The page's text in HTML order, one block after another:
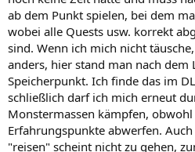
ab dem Punkt spielen, bei dem
wobei alle Quests usw. korrekt
sind. Wenn ich mich nicht
anders, hier stand man nach dem
Speicherpunkt. Ich finde das im
schließlich darf ich mich erneut
Monstermassen kämpfen,
Erfahrungspunkte abwerfen.
"reisen" scheint nicht zu gehen,